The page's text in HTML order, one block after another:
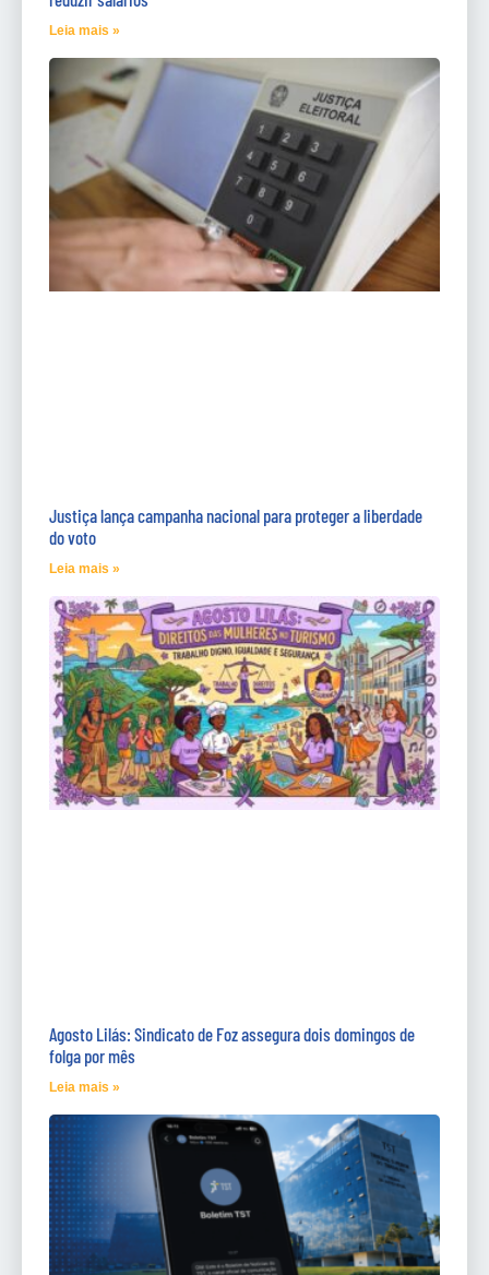
Leia mais »
Justiça lança campanha nacional para proteger a liberdade
do voto
Leia mais »
Agosto Lilás: Sindicato de Foz assegura dois domingos de
folga por mês
Leia mais »